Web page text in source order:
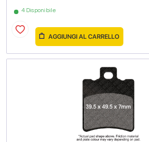
4 Disponibile
AGGIUNGI AL CARRELLO